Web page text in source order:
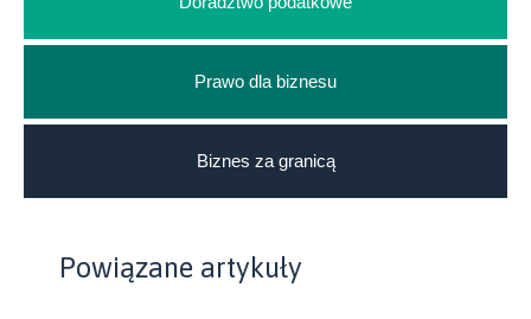
Prawo dla biznesu
Biznes za granicą
Powiązane artykuły